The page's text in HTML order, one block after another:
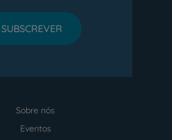
SUBSCREVER
Sobre nós
Eventos